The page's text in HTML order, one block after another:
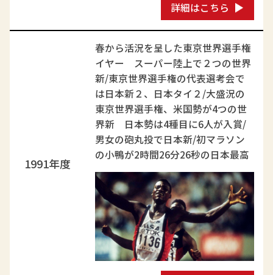
詳細はこちら
1991年度
春から活況を呈した東京世界選手権
イヤー スーパー陸上で２つの世界
新/東京世界選手権の代表選考会で
は日本新２、日本タイ２/大盛況の
東京世界選手権、米国勢が4つの世
界新 日本勢は4種目に6人が入賞/
男女の砲丸投で日本新/初マラソン
の小鴨が2時間26分26秒の日本最高